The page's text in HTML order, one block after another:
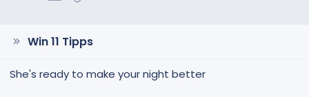
Win 11 Tipps
She's ready to make your night better